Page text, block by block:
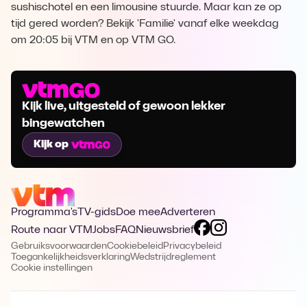
sushischotel en een limousine stuurde. Maar kan ze op
tijd gered worden? Bekijk 'Familie' vanaf elke weekdag
om 20:05 bij VTM en op VTM GO.
Kijk live, uitgesteld of gewoon lekker
bingewatchen
Kijk op
Programma's TV-gidsDoe meeAdverteren
Route naar VTMJobsFAQNieuwsbrief
GebruiksvoorwaardenCookiebeleidPrivacybeleid
ToegankelijkheidsverklaringWedstrijdreglement
Cookie instellingen